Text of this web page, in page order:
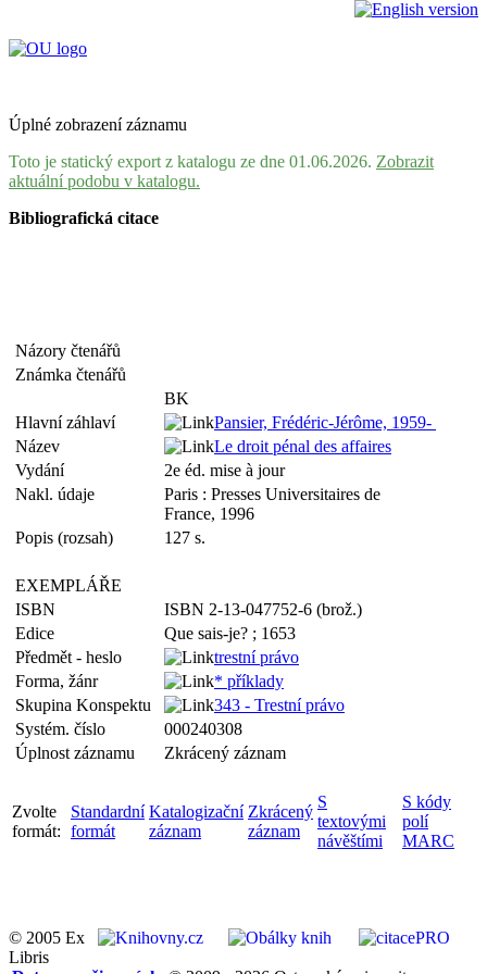
Úplné zobrazení záznamu
Toto je statický export z katalogu ze dne 01.06.2026. Zobrazit
aktuální podobu v katalogu.
Bibliografická citace
Názory čtenářů
Známka čtenářů
BK
Hlavní záhlaví
Pansier, Frédéric-Jérôme, 1959-
Název
Le droit pénal des affaires
Vydání
2e éd. mise à jour
Nakl. údaje
Paris : Presses Universitaires de
France, 1996
Popis (rozsah)
127 s.
EXEMPLÁŘE
ISBN
ISBN 2-13-047752-6 (brož.)
Edice
Que sais-je? ; 1653
Předmět - heslo
trestní právo
Forma, žánr
* příklady
Skupina Konspektu
343 - Trestní právo
Systém. číslo
000240308
Úplnost záznamu
Zkrácený záznam
Zvolte
formát:
Standardní
formát
Katalogizační
záznam
Zkrácený
záznam
S
textovými
návěštími
S kódy
polí
MARC
© 2005 Ex
Libris